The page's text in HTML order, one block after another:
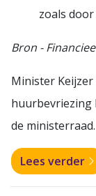
zoals
Bron -
Minister Keijzer
huurbevriezing
de ministerraad.
Lees verder